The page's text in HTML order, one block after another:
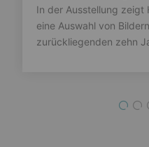
In der Ausstellung zeigt
eine Auswahl von
zurückliegenden zehn
1 2